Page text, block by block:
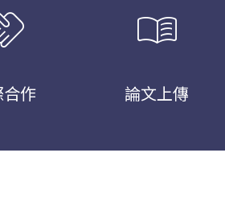
作
menu_book
論文上傳